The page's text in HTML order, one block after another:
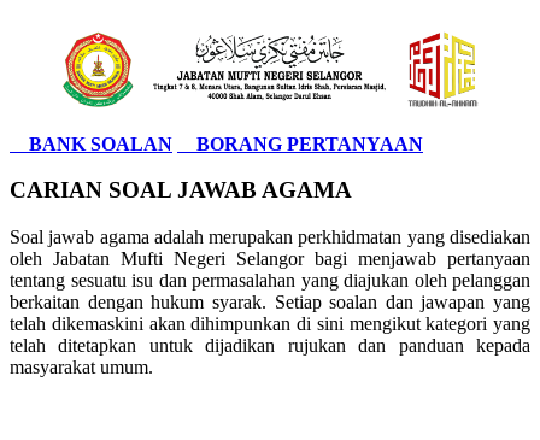
BANK SOALAN BORANG PERTANYAAN
CARIAN SOAL JAWAB AGAMA
Soal jawab agama adalah merupakan perkhidmatan yang disediakan
oleh Jabatan Mufti Negeri Selangor bagi menjawab pertanyaan
tentang sesuatu isu dan permasalahan yang diajukan oleh pelanggan
berkaitan dengan hukum syarak. Setiap soalan dan jawapan yang
telah dikemaskini akan dihimpunkan di sini mengikut kategori yang
telah ditetapkan untuk dijadikan rujukan dan panduan kepada
masyarakat umum.